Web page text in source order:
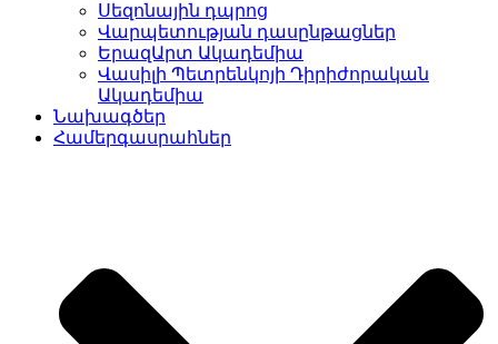
Սեզոնային դպրոց
Վարպետության դասընթացներ
ԵրազԱրտ Ակադեմիա
Վասիլի Պետրենկոյի Դիրիժորական
Ակադեմիա
Նախագծեր
Համերգասրահներ